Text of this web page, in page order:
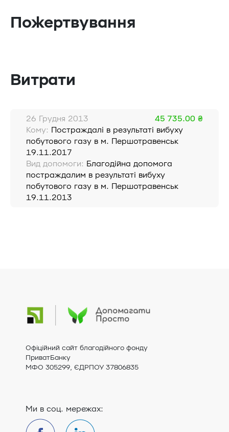
Пожертвування
Витрати
26 Грудня 2013
45 735.00 ₴
Кому: Постраждалі в результаті вибуху
побутового газу в м. Першотравенськ
19.11.2017
Вид допомоги: Благодійна допомога
постраждалим в результаті вибуху
побутового газу в м. Першотравенськ
19.11.2013
Офіційний сайт благодійного фонду
ПриватБанку
МФО 305299, ЄДРПОУ 37806835
Ми в соц. мережах: